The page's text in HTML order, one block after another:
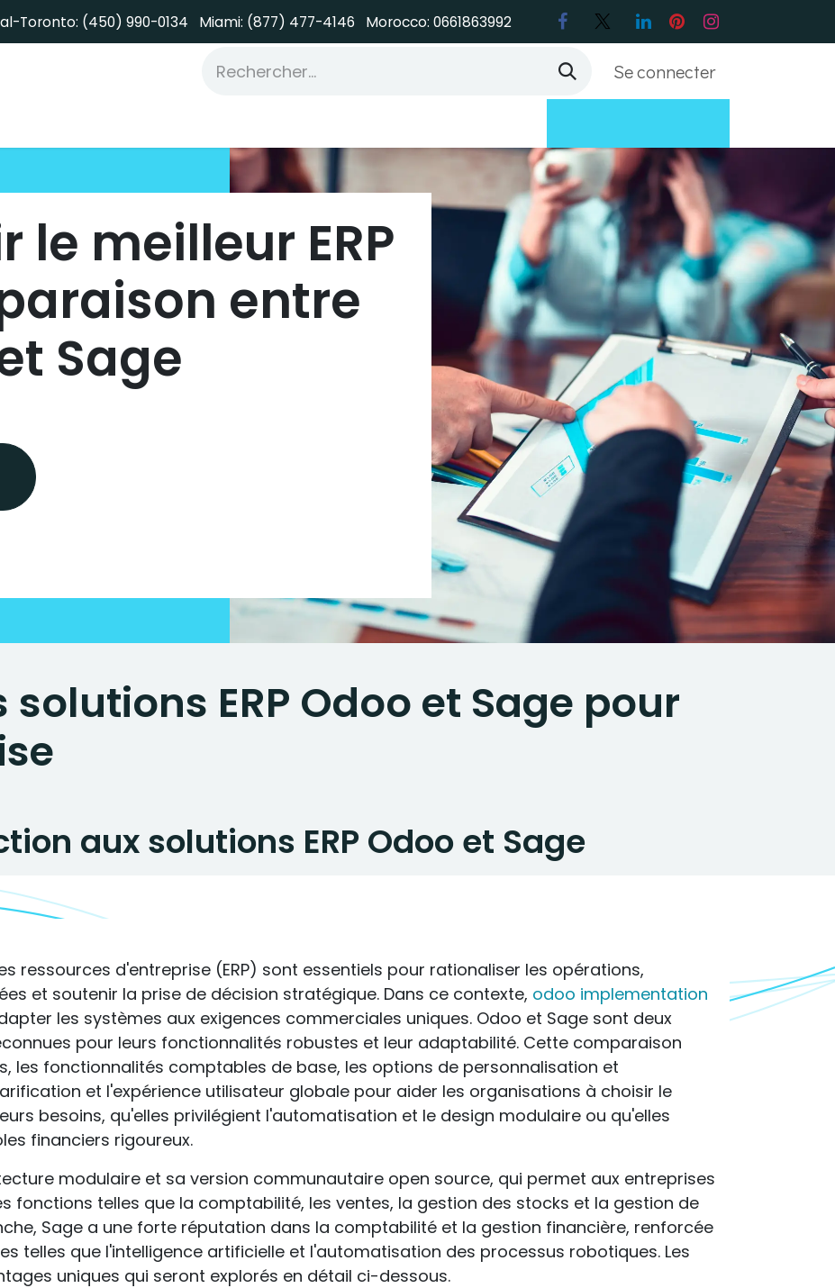
Toronto: (450) 990-0134 Miami: (877) 477-4146 Morocco: 0661863992
Se connecter
le meilleur ERP
entre
Sage
ERP Odoo et Sage pour
aux solutions ERP Odoo et Sage
ressources d'entreprise (ERP) sont essentiels pour rationaliser les opérations,
et soutenir la prise de décision stratégique. Dans ce contexte, odoo implementation
les systèmes aux exigences commerciales uniques. Odoo et Sage sont deux
pour leurs fonctionnalités robustes et leur adaptabilité. Cette comparaison
les fonctionnalités comptables de base, les options de personnalisation et
et l'expérience utilisateur globale pour aider les organisations à choisir le
besoins, qu'elles privilégient l'automatisation et le design modulaire ou qu'elles
financiers rigoureux.
modulaire et sa version communautaire open source, qui permet aux entreprises
fonctions telles que la comptabilité, les ventes, la gestion des stocks et la gestion de
Sage a une forte réputation dans la comptabilité et la gestion financière, renforcée
telles que l'intelligence artificielle et l'automatisation des processus robotiques. Les
uniques qui seront explorés en détail ci-dessous.